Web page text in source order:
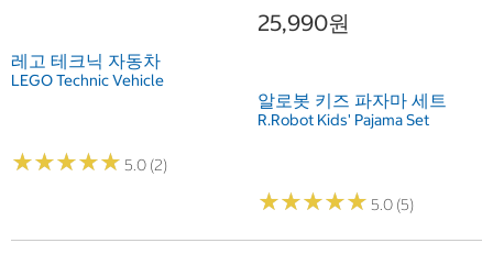
레고 테크닉 자동차
LEGO Technic Vehicle
★★★★★
★★★★★ 5.0 (2)
25,990원
알로봇 키즈 파자마 세트
R.Robot Kids' Pajama Set
★★★★★
★★★★★ 5.0 (5)